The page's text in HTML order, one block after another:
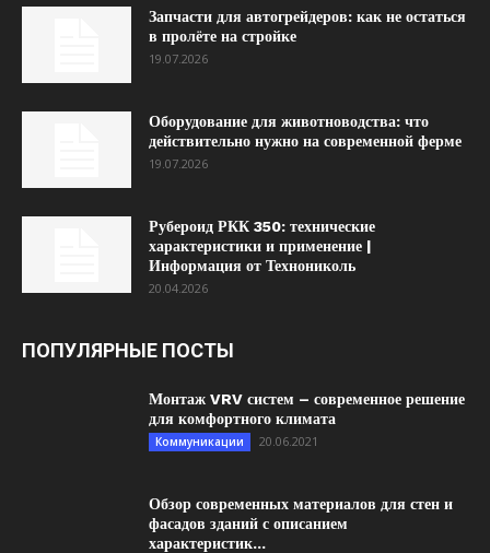
Запчасти для автогрейдеров: как не остаться
в пролёте на стройке
19.07.2026
Оборудование для животноводства: что
действительно нужно на современной ферме
19.07.2026
Рубероид РКК 350: технические
характеристики и применение |
Информация от Технониколь
20.04.2026
ПОПУЛЯРНЫЕ ПОСТЫ
Монтаж VRV систем – современное решение
для комфортного климата
Коммуникации 20.06.2021
Обзор современных материалов для стен и
фасадов зданий с описанием
характеристик...